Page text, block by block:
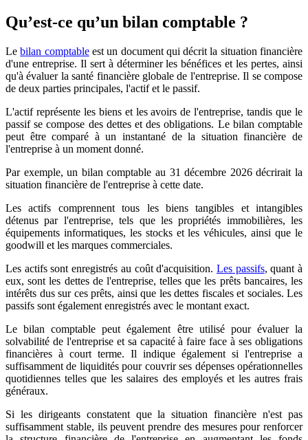
Qu’est-ce qu’un bilan comptable ?
Lebilan comptableest un document qui décrit la situation financière
d'une entreprise. Il sert à déterminer les bénéfices et les pertes, ainsi
qu'à évaluer la santé financière globale de l'entreprise. Il se compose
de deux parties principales, l'actif et le passif.
L'actif représente les biens et les avoirs de l'entreprise, tandis que le
passif se compose des dettes et des obligations. Le bilan comptable
peut être comparé à un instantané de la situation financière de
l'entreprise à un moment donné.
Par exemple, un bilan comptable au 31 décembre 2026 décrirait la
situation financière de l'entreprise à cette date.
Les actifs comprennent tous les biens tangibles et intangibles
détenus par l'entreprise, tels que les propriétés immobilières, les
équipements informatiques, les stocks et les véhicules, ainsi que le
goodwill et les marques commerciales.
Les actifs sont enregistrés au coût d'acquisition. Les passifs, quant à
eux, sont les dettes de l'entreprise, telles que les prêts bancaires, les
intérêts dus sur ces prêts, ainsi que les dettes fiscales et sociales. Les
passifs sont également enregistrés avec le montant exact.
Le bilan comptable peut également être utilisé pour évaluer la
solvabilité de l'entreprise et sa capacité à faire face à ses obligations
financières à court terme. Il indique également si l'entreprise a
suffisamment de liquidités pour couvrir ses dépenses opérationnelles
quotidiennes telles que les salaires des employés et les autres frais
généraux.
Si les dirigeants constatent que la situation financière n'est pas
suffisamment stable, ils peuvent prendre des mesures pour renforcer